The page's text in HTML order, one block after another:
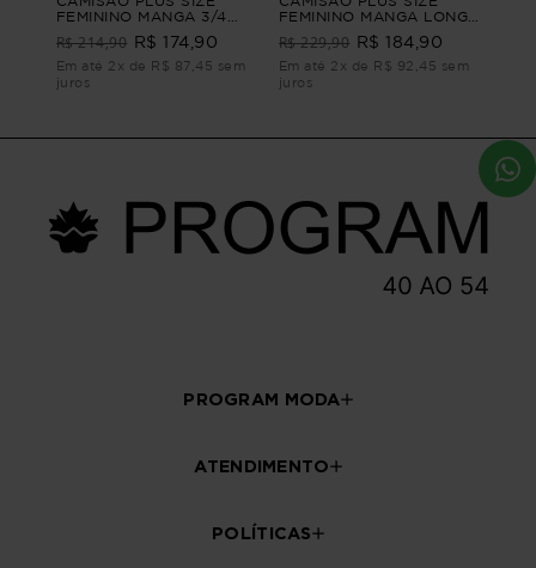
FEMININO MANGA 3/4
G1
R$ 214,90 R$ 174,90
Em até 2x de R$ 87,45 sem
juros
FEMININO MANGA LONGA
50
R$ 229,90 R$ 184,90
Em até 2x de R$ 92,45 sem
juros